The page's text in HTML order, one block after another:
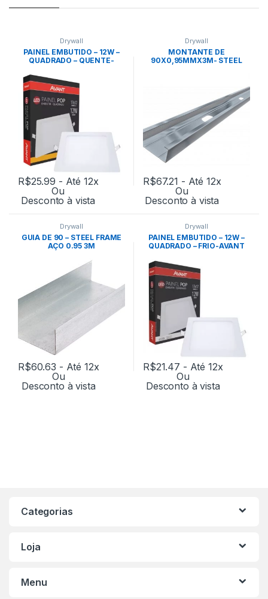
Drywall
PAINEL EMBUTIDO – 12W –
QUADRADO – QUENTE-
R$25.99 - Até 12x
Ou
Desconto à vista
Drywall
MONTANTE DE
90X0,95MMX3M- STEEL
R$67.21 - Até 12x
Ou
Desconto à vista
Drywall
GUIA DE 90 – STEEL FRAME
AÇO 0.95 3M
R$60.63 - Até 12x
Ou
Desconto à vista
Drywall
PAINEL EMBUTIDO – 12W –
QUADRADO – FRIO-AVANT
R$21.47 - Até 12x
Ou
Desconto à vista
Categorias
Loja
Menu